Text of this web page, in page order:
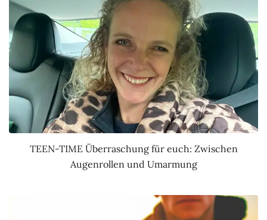
TEEN-TIME Überraschung für euch: Zwischen
Augenrollen und Umarmung